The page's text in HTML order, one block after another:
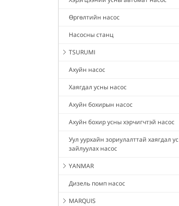
Өргөлтийн насос
Насосны станц
TSURUMI
Ахуйн насос
Хаягдал усны насос
Ахуйн бохирын насос
Ахуйн бохир усны хэрчигчтэй насос
Уул уурхайн зориулалттай хаягдал ус
зайлуулах насос
YANMAR
Дизель помп насос
MARQUIS